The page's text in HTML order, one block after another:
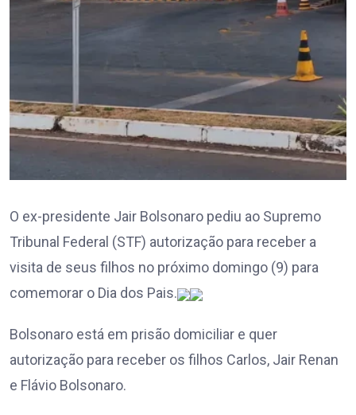
O ex-presidente Jair Bolsonaro pediu ao Supremo
Tribunal Federal (STF) autorização para receber a
visita de seus filhos no próximo domingo (9) para
comemorar o Dia dos Pais.
Bolsonaro está em prisão domiciliar e quer
autorização para receber os filhos Carlos, Jair Renan
e Flávio Bolsonaro.